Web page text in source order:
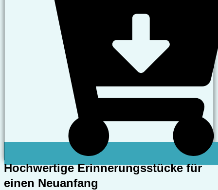
Hochwertige Erinnerungsstücke für
einen Neuanfang